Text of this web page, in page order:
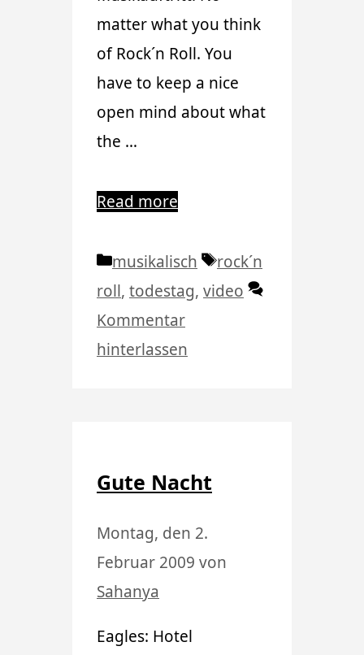
matter what you think
of Rock´n Roll. You
have to keep a nice
open mind about what
the …
Read more
Kategorien
musikalisch Schlagwörter
rock´n
roll, todestag, video
Kommentar
hinterlassen
Gute Nacht
Montag, den 2.
Februar 2009 von
Sahanya
Eagles: Hotel